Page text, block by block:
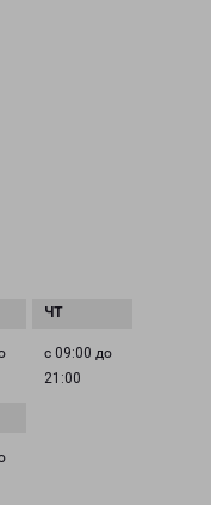
с 09:00 до
21:00